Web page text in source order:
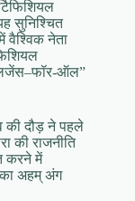
सुनिश्चित
वैश्विक नेता
ऑल”
की दौड़ ने पहले
की राजनीति
करने में
का अहम् अंग